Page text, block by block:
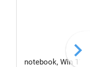
notebook, Win 11